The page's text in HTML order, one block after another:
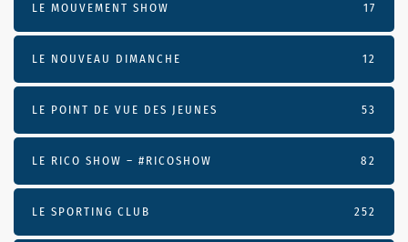
LE MOUVEMENT SHOW 17
LE NOUVEAU DIMANCHE 12
LE POINT DE VUE DES JEUNES 53
LE RICO SHOW – #RICOSHOW 82
LE SPORTING CLUB 252